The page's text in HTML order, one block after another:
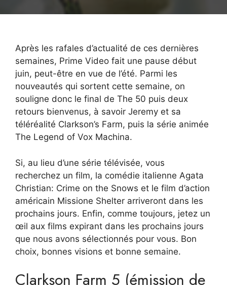
Après les rafales d’actualité de ces dernières
semaines, Prime Video fait une pause début
juin, peut-être en vue de l’été. Parmi les
nouveautés qui sortent cette semaine, on
souligne donc le final de The 50 puis deux
retours bienvenus, à savoir Jeremy et sa
téléréalité Clarkson’s Farm, puis la série animée
The Legend of Vox Machina.
Si, au lieu d’une série télévisée, vous
recherchez un film, la comédie italienne Agata
Christian: Crime on the Snows et le film d’action
américain Missione Shelter arriveront dans les
prochains jours. Enfin, comme toujours, jetez un
œil aux films expirant dans les prochains jours
que nous avons sélectionnés pour vous. Bon
choix, bonnes visions et bonne semaine.
Clarkson Farm 5 (émission de